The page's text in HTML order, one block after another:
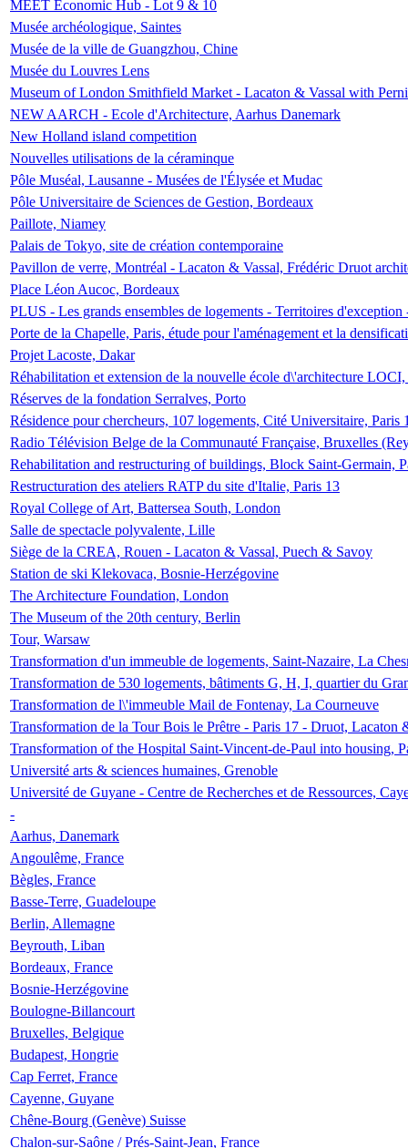
MEET Economic Hub - Lot 9 & 10
Musée archéologique, Saintes
Musée de la ville de Guangzhou, Chine
Musée du Louvres Lens
Museum of London Smithfield Market - Lacaton & Vassal with
NEW AARCH - Ecole d'Architecture, Aarhus Danemark
New Holland island competition
Nouvelles utilisations de la céraminque
Pôle Muséal, Lausanne - Musées de l'Élysée et Mudac
Pôle Universitaire de Sciences de Gestion, Bordeaux
Paillote, Niamey
Palais de Tokyo, site de création contemporaine
Pavillon de verre, Montréal - Lacaton & Vassal, Frédéric Druot
Place Léon Aucoc, Bordeaux
PLUS - Les grands ensembles de logements - Territoires
Porte de la Chapelle, Paris, étude pour l'aménagement et la
Projet Lacoste, Dakar
Réhabilitation et extension de la nouvelle école d\'architecture
Réserves de la fondation Serralves, Porto
Résidence pour chercheurs, 107 logements, Cité Universitaire, Paris
Radio Télévision Belge de la Communauté Française, Bruxelles
Rehabilitation and restructuring of buildings, Block Saint-Germain,
Restructuration des ateliers RATP du site d'Italie, Paris 13
Royal College of Art, Battersea South, London
Salle de spectacle polyvalente, Lille
Siège de la CREA, Rouen - Lacaton & Vassal, Puech & Savoy
Station de ski Klekovaca, Bosnie-Herzégovine
The Architecture Foundation, London
The Museum of the 20th century, Berlin
Tour, Warsaw
Transformation d'un immeuble de logements, Saint-Nazaire, La
Transformation de 530 logements, bâtiments G, H, I, quartier du
Transformation de l\'immeuble Mail de Fontenay, La Courneuve
Transformation de la Tour Bois le Prêtre - Paris 17 - Druot, Lacaton
Transformation of the Hospital Saint-Vincent-de-Paul into housing,
Université arts & sciences humaines, Grenoble
Université de Guyane - Centre de Recherches et de Ressources,
-
Aarhus, Danemark
Angoulême, France
Bègles, France
Basse-Terre, Guadeloupe
Berlin, Allemagne
Beyrouth, Liban
Bordeaux, France
Bosnie-Herzégovine
Boulogne-Billancourt
Bruxelles, Belgique
Budapest, Hongrie
Cap Ferret, France
Cayenne, Guyane
Chêne-Bourg (Genève) Suisse
Chalon-sur-Saône / Prés-Saint-Jean, France